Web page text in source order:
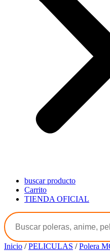
buscar producto
Carrito
TIENDA OFICIAL
Inicio /PELICULAS /Polera